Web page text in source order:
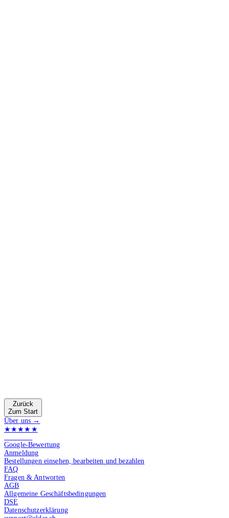
Zurück
Zum Start
Über uns →
★★★★★
Google-Bewertung
Anmeldung
Bestellungen einsehen, bearbeiten und bezahlen
FAQ
Fragen & Antworten
AGB
Allgemeine Geschäftsbedingungen
DSE
Datenschutzerklärung